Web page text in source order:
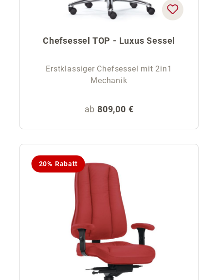
Chefsessel TOP - Luxus Sessel
Erstklassiger Chefsessel mit 2in1
Mechanik
Regulärer Preis:
ab 809,00 €
20% Rabatt